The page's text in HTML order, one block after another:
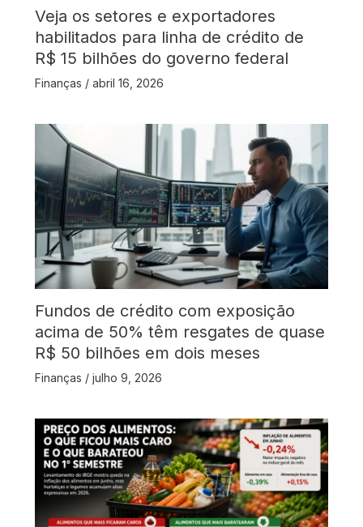
Veja os setores e exportadores
habilitados para linha de crédito de
R$ 15 bilhões do governo federal
Finanças / abril 16, 2026
Fundos de crédito com exposição
acima de 50% têm resgates de quase
R$ 50 bilhões em dois meses
Finanças / julho 9, 2026